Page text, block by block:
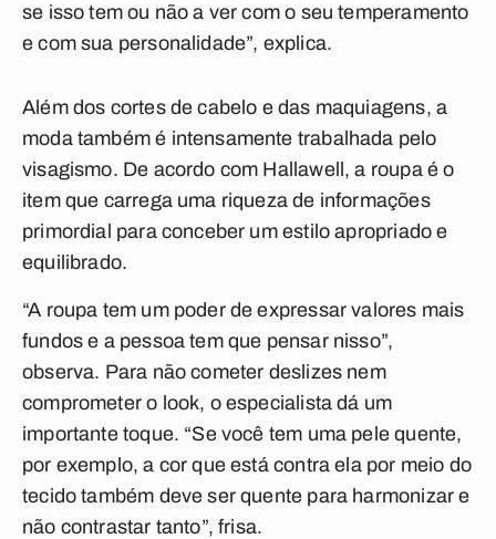
se isso tem ou não a ver com o seu temperamento
e com sua personalidade”, explica.
Além dos cortes de cabelo e das maquiagens, a
moda também é intensamente trabalhada pelo
visagismo. De acordo com Hallawell, a roupa é o
item que carrega uma riqueza de informações
primordial para conceber um estilo apropriado e
equilibrado.
“A roupa tem um poder de expressar valores mais
fundos e a pessoa tem que pensar nisso”,
observa. Para não cometer deslizes nem
comprometer o look, o especialista dá um
importante toque. “Se você tem uma pele quente,
por exemplo, a cor que está contra ela por meio do
tecido também deve ser quente para harmonizar e
não contrastar tanto”, frisa.